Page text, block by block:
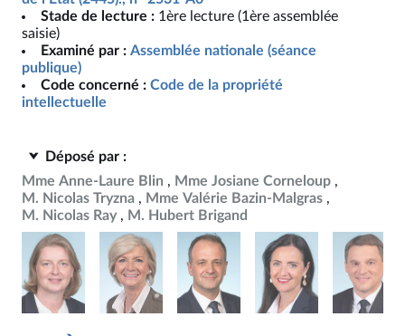
Stade de lecture : 1ère lecture (1ère assemblée
saisie)
Examiné par : Assemblée nationale (séance
publique)
Code concerné : Code de la propriété
intellectuelle
Déposé par :
Mme Anne-Laure Blin
Mme Josiane Corneloup
M. Nicolas Tryzna
Mme Valérie Bazin-Malgras
M. Nicolas Ray
M. Hubert Brigand